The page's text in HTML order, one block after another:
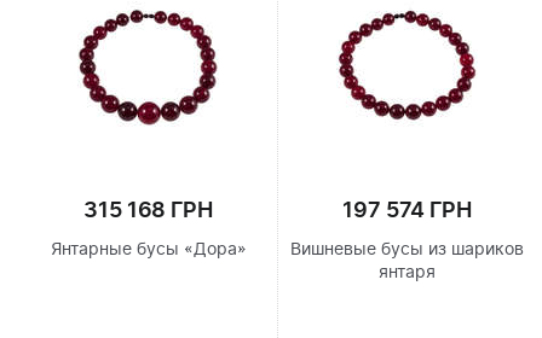
315 168 ГРН
Янтарные бусы «Дора»
197 574 ГРН
Вишневые бусы из шариков
янтаря